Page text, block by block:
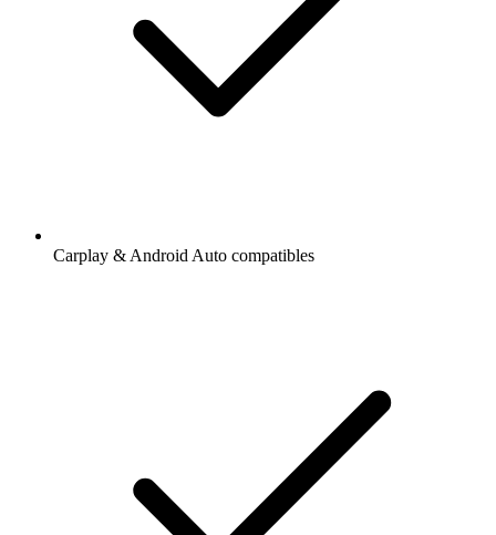
Carplay & Android Auto compatibles